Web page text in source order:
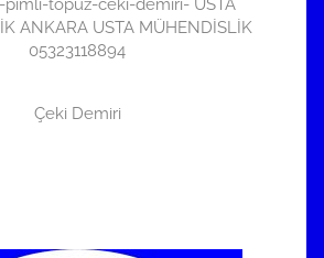
topuz-ceki-demiri- USTA
ANKARA USTA MÜHENDİSLİK
05323118894
Çeki Demiri